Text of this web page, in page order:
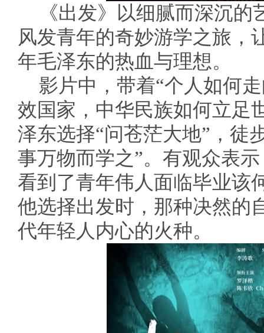
《出发》以细腻而深沉
风发青年的奇妙游学之旅，
年毛泽东的热血与理想。
影片中，带着“个人如何
效国家，中华民族如何立足
泽东选择“问苍茫大地”，徒
事万物而学之”。有观众表
看到了青年伟人面临毕业该
他选择出发时，那种决然的
代年轻人内心的火种。